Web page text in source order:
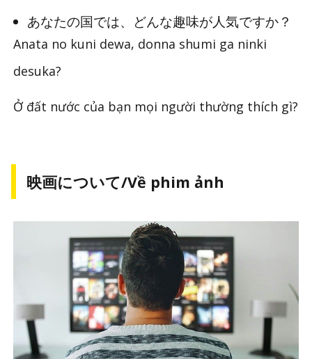
あなたの国では、どんな趣味が人気ですか？
Anata no kuni dewa, donna shumi ga ninki
desuka?
Ở đất nước của bạn mọi người thường thích gì?
映画について/Về phim ảnh